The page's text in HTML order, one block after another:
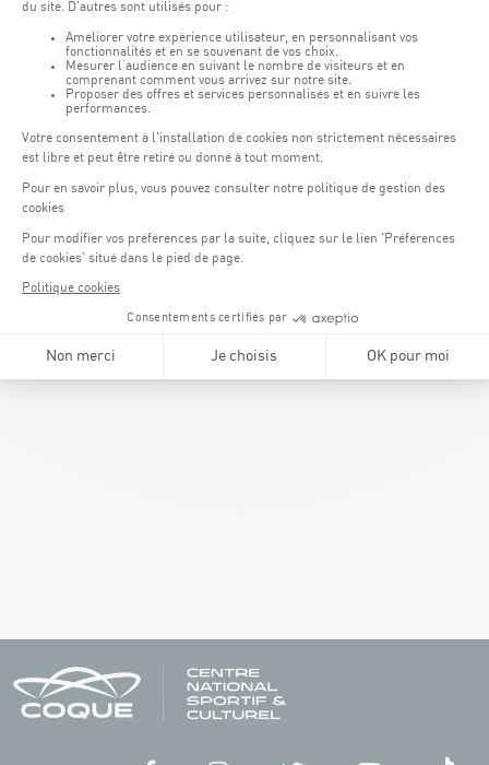
Poisson
filet de colin au lard, petits pois à la française
Pâtes
fettucine aux champignons et fines herbes
flan pâtissier maison et son coulis de fruits rouges
LA CARTE
tel. 43 60 60 - 530